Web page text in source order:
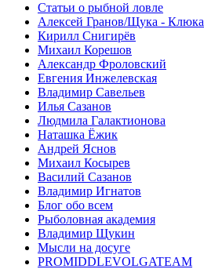
Статьи о рыбной ловле
Алексей Гранов/Щука - Клюка
Кирилл Снигирёв
Михаил Корешов
Александр Фроловский
Евгения Инжелевская
Владимир Савельев
Илья Сазанов
Людмила Галактионова
Наташка Ёжик
Андрей Яснов
Михаил Косырев
Василий Сазанов
Владимир Игнатов
Блог обо всем
Рыболовная академия
Владимир Щукин
Мысли на досуге
PROMIDDLEVOLGATEAM